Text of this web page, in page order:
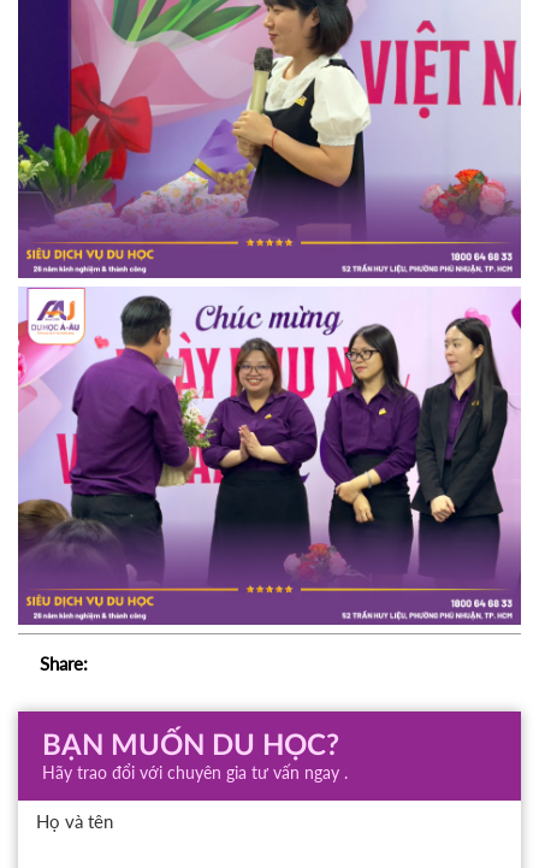
Share:
BẠN MUỐN DU HỌC?
Hãy trao đổi với chuyên gia tư vấn ngay .
Họ và tên